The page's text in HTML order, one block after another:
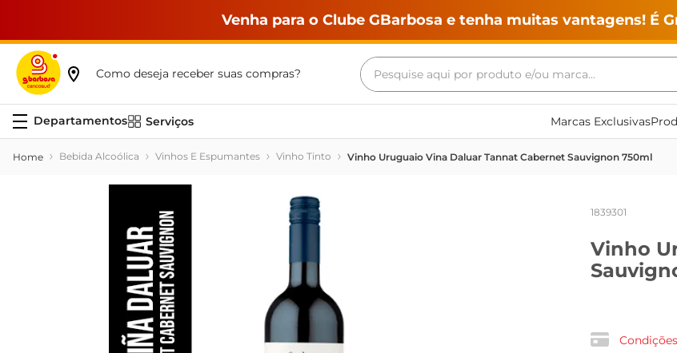
Venha para o Clube GBarbosa e tenha muitas vantagens! É
Como deseja receber suas compras?
Pesquise aqui por produto e/ou marca...
Serviços Marcas Exclusivas
Bebida Alcoólica Vinhos E Espumantes Vinho Tinto Vinho Uruguaio Vina Daluar Tannat Cabernet Sauvignon 750ml
1839301
Vinho
Termos mais buscados
maquina lavar